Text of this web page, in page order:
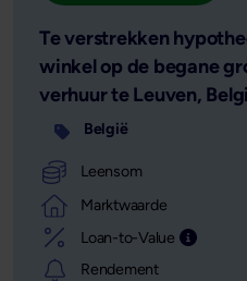
Te verstrekken
winkel op de begane
verhuur te Leuven,
België
Leensom
Marktwaarde
Loan-to-Value
Rendement